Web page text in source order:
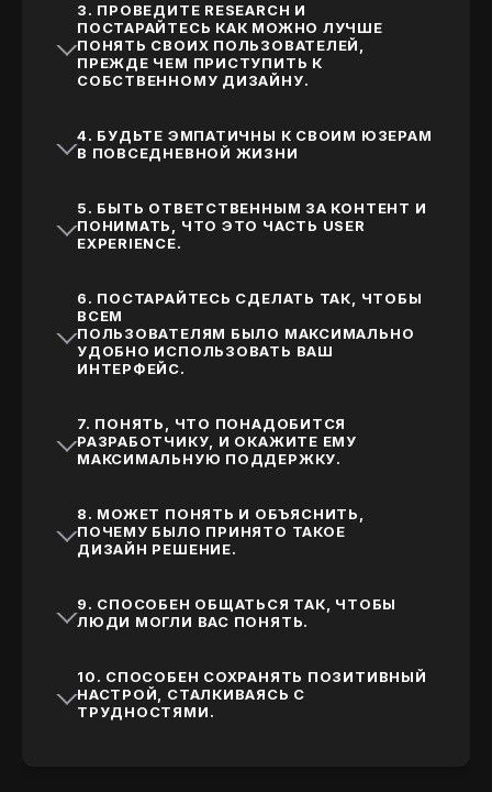
3. ПРОВЕДИТЕ RESEARCH И
ПОСТАРАЙТЕСЬ КАК МОЖНО ЛУЧШЕ
ПОНЯТЬ СВОИХ ПОЛЬЗОВАТЕЛЕЙ,
ПРЕЖДЕ ЧЕМ ПРИСТУПИТЬ К
СОБСТВЕННОМУ ДИЗАЙНУ.
4. БУДЬТЕ ЭМПАТИЧНЫ К СВОИМ ЮЗЕРАМ
В ПОВСЕДНЕВНОЙ ЖИЗНИ
5. БЫТЬ ОТВЕТСТВЕННЫМ ЗА КОНТЕНТ И
ПОНИМАТЬ, ЧТО ЭТО ЧАСТЬ USER
EXPERIENCE.
6. ПОСТАРАЙТЕСЬ СДЕЛАТЬ ТАК, ЧТОБЫ
ВСЕМ
ПОЛЬЗОВАТЕЛЯМ БЫЛО МАКСИМАЛЬНО
УДОБНО ИСПОЛЬЗОВАТЬ ВАШ
ИНТЕРФЕЙС.
7. ПОНЯТЬ, ЧТО ПОНАДОБИТСЯ
РАЗРАБОТЧИКУ, И ОКАЖИТЕ ЕМУ
МАКСИМАЛЬНУЮ ПОДДЕРЖКУ.
8. МОЖЕТ ПОНЯТЬ И ОБЪЯСНИТЬ,
ПОЧЕМУ БЫЛО ПРИНЯТО ТАКОЕ
ДИЗАЙН РЕШЕНИЕ.
9. СПОСОБЕН ОБЩАТЬСЯ ТАК, ЧТОБЫ
ЛЮДИ МОГЛИ ВАС ПОНЯТЬ.
10. СПОСОБЕН СОХРАНЯТЬ ПОЗИТИВНЫЙ
НАСТРОЙ, СТАЛКИВАЯСЬ С
ТРУДНОСТЯМИ.